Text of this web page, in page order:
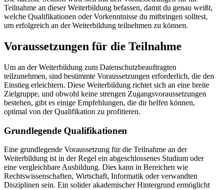
Teilnahme an dieser Weiterbildung befassen, damit du genau weißt,
welche Qualifikationen oder Vorkenntnisse du mitbringen solltest,
um erfolgreich an der Weiterbildung teilnehmen zu können.
Voraussetzungen für die Teilnahme
Um an der Weiterbildung zum Datenschutzbeauftragten
teilzunehmen, sind bestimmte Voraussetzungen erforderlich, die den
Einstieg erleichtern. Diese Weiterbildung richtet sich an eine breite
Zielgruppe, und obwohl keine strengen Zugangsvoraussetzungen
bestehen, gibt es einige Empfehlungen, die dir helfen können,
optimal von der Qualifikation zu profitieren.
Grundlegende Qualifikationen
Eine grundlegende Voraussetzung für die Teilnahme an der
Weiterbildung ist in der Regel ein abgeschlossenes Studium oder
eine vergleichbare Ausbildung. Dies kann in Bereichen wie
Rechtswissenschaften, Wirtschaft, Informatik oder verwandten
Disziplinen sein. Ein solider akademischer Hintergrund ermöglicht